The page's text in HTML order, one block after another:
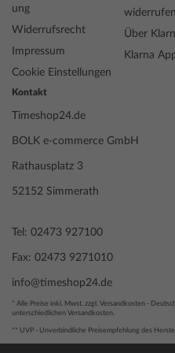
Artikelnummer
mid-39406
Geschlecht
Damen
Hersteller Artikel-Nr.
Klassisch,
Antrieb
Solar
Uhrwerk
Citizen,
Gehäusedicke
Gehäuse Form
Rund
Wasserdichte
Gehäuse Farbe
Silber
ung
Widerrufsrecht
Impressum
Cookie Einstellungen
widerrufen
Über
Klarna
Kontakt
Timeshop24.de
BOLK e-commerce GmbH
Rathausplatz 3
52152 Simmerath
Tel: 02473 927100
Fax: 02473 9271010
info@timeshop24.de
* Alle Preise inkl. Mwst. zzgl. Versandkosten -
unterschiedlichen Versandkosten.
** UVP - Unverbindliche Preisempfehlung des